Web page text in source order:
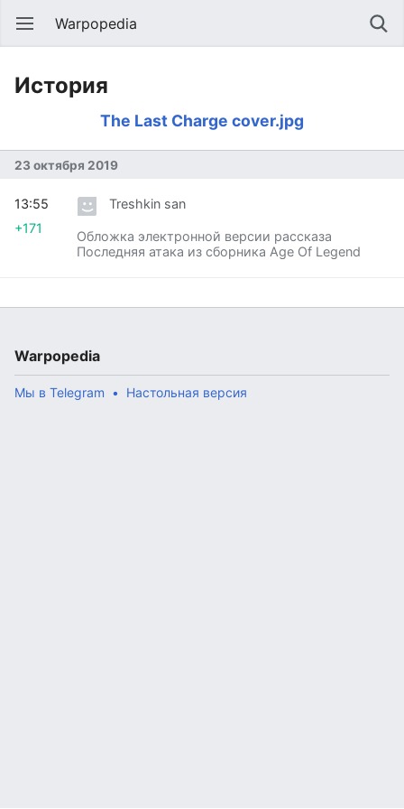
Warpopedia
История
The Last Charge cover.jpg
23 октября 2019
Treshkin san
Обложка электронной версии рассказа
Последняя атака из сборника Age Of Legend
13:55
+171
Warpopedia
Мы в Telegram Настольная версия